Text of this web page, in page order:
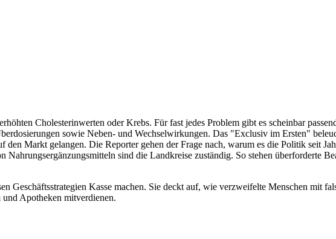
Cholesterinwerten oder Krebs. Für fast jedes Problem gibt es scheinbar
sowie Neben- und Wechselwirkungen. Das "Exclusiv im Ersten"
Markt gelangen. Die Reporter gehen der Frage nach, warum es die Politik seit
sind die Landkreise zuständig. So stehen überforderte
Kasse machen. Sie deckt auf, wie verzweifelte Menschen mit
Apotheken mitverdienen.